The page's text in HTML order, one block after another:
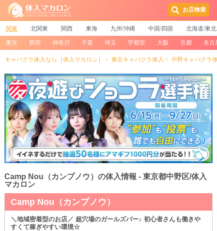
お店検索
関東 北関東 関西 東海 九州/沖縄 中国/四国 北海道/東北
東京 新宿 神奈川 千葉 埼玉 宇都宮 大阪 京都 名古
キャバクラ体入なら［体入マカロン］ 東京キャバクラ体入 中野キャバクラ
Camp Nou（カンプノウ）の体入情報 - 東京都中野区/体入
マカロン
Camp Nou（カンプノウ）
＼地域密着型のお店／ 超穴場のガールズバー♪ 初心者さんも働きや
すくて稼ぎやすい環境☆